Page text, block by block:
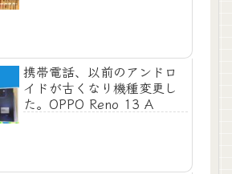
携帯電話、以前のアンドロ
イドが古くなり機種変更し
た。OPPO Reno 13 A